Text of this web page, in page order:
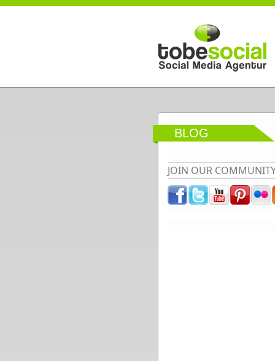
Direkt zum Inhalt
BLOG
JOIN OUR